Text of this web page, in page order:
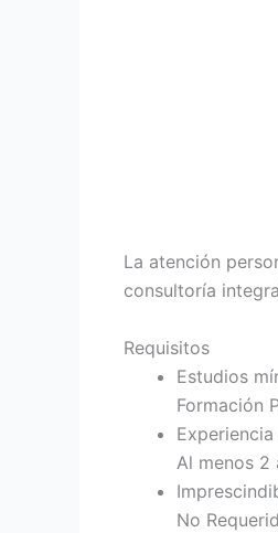
La atención
consultoría
Requisitos
Estudios
Formación
Al menos 2
No